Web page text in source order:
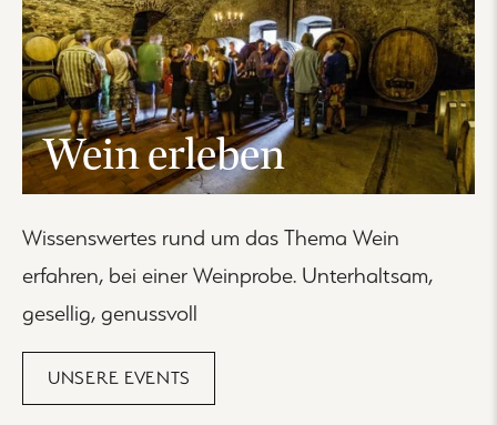
Wein erleben
Wissenswertes rund um das Thema Wein
erfahren, bei einer Weinprobe. Unterhaltsam,
gesellig, genussvoll
UNSERE EVENTS